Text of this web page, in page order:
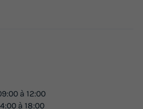
à 12:00
à 18:00